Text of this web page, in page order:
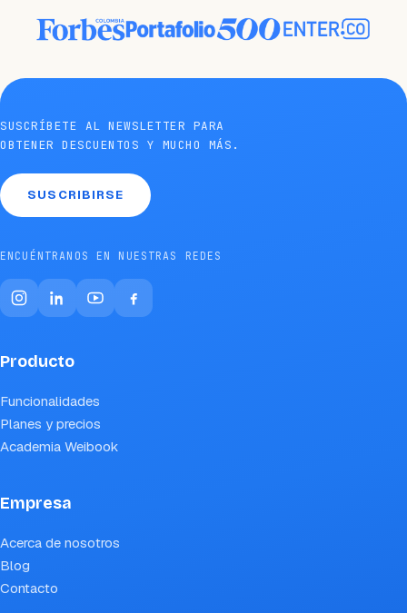
SUSCRÍBETE AL NEWSLETTER PARA
OBTENER DESCUENTOS Y MUCHO MÁS.
SUSCRIBIRSE
ENCUÉNTRANOS EN NUESTRAS REDES
Producto
Funcionalidades
Planes y precios
Academia Weibook
Empresa
Acerca de nosotros
Blog
Contacto